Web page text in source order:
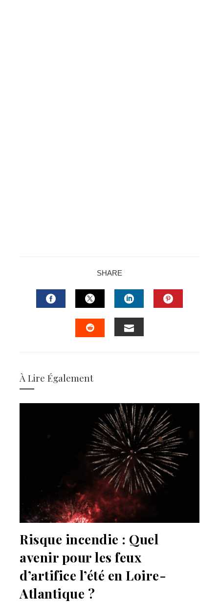
SHARE
FACEBOOKTWITTERLINKEDIN
À Lire Également
Risque incendie : Quel
avenir pour les feux
d’artifice l’été en Loire-
Atlantique ?